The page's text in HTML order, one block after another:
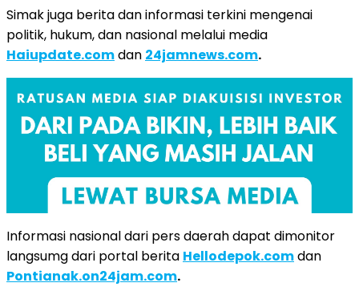
Simak juga berita dan informasi terkini mengenai
politik, hukum, dan nasional melalui media
Haiupdate.comdan 24jamnews.com.
Informasi nasional dari pers daerah dapat dimonitor
langsumg dari portal berita Hellodepok.comdan
Pontianak.on24jam.com.